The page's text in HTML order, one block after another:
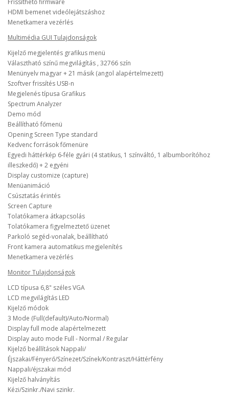
Frissíthető firmware
HDMI bemenet videólejátszáshoz
Menetkamera vezérlés
Multimédia GUI Tulajdonságok
Kijelző megjelentés grafikus menü
Választható színű megvilágítás , 32766 szín
Menünyelv magyar + 21 másik (angol alapértelmezett)
Szoftver frissítés USB-n
Megjelenés típusa Grafikus
Spectrum Analyzer
Demo mód
Beállítható főmenü
Opening Screen Type standard
Kedvenc források főmenüre
Egyedi háttérkép 6-féle gyári (4 statikus, 1 színváltó, 1 albumborítóhoz
illeszkedő) + 2 egyéni
Display customize (capture)
Menüanimáció
Csúsztatás érintés
Screen Capture
Tolatókamera átkapcsolás
Tolatókamera figyelmeztető üzenet
Parkoló segéd-vonalak, beállítható
Front kamera automatikus megjelenítés
Menetkamera vezérlés
Monitor Tulajdonságok
LCD típusa 6,8" széles VGA
LCD megvilágítás LED
Kijelző módok
3 Mode (Full(default)/Auto/Normal)
Display full mode alapértelmezett
Display auto mode Full - Normal / Regular
Kijelző beállítások Nappali/
Éjszakai/Fényerő/Színezet/Színek/Kontraszt/Háttérfény
Nappali/éjszakai mód
Kijelző halványítás
Kézi/Szinkr./Navi szinkr.